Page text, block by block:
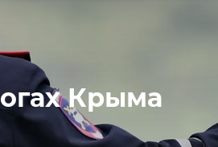
Крыма